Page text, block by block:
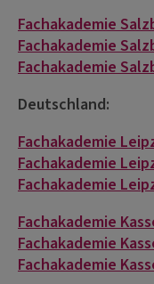
Fachakademie
Fachakademie
Fachakademie
Deutschland:
Fachakademie
Fachakademie
Fachakademie
Fachakademie
Fachakademie
Fachakademie